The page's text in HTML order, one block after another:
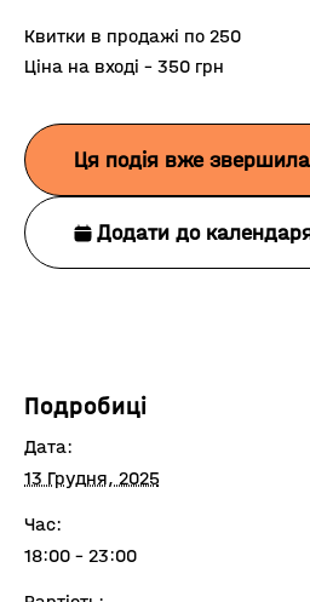
Квитки в продажі по 250
Ціна на вході – 350 грн
Ця подія вже
Додати до
Подробиці
Дата:
13 Грудня, 2025
Час:
18:00 - 23:00